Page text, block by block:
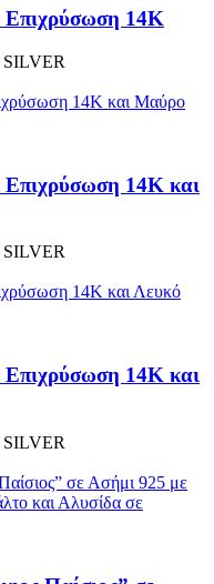
Επιχρύσωση 14Κ
Επιχρύσωση 14Κ και
Επιχρύσωση 14Κ και